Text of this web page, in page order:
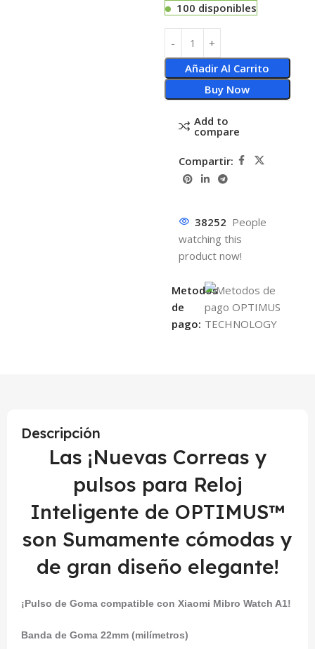
100 disponibles
Añadir Al Carrito
Buy Now
Add to
compare
Compartir:
38252 People
watching this
product now!
Metodos
de
pago:
Descripción
Las ¡Nuevas Correas y
pulsos para Reloj
Inteligente de OPTIMUS™
son Sumamente cómodas y
de gran diseño elegante!
¡Pulso de Goma compatible con Xiaomi Mibro Watch A1!
Banda de Goma 22mm (milímetros)